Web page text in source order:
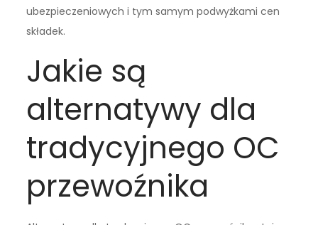
ubezpieczeniowych i tym samym podwyżkami cen
składek.
Jakie są
alternatywy dla
tradycyjnego OC
przewoźnika